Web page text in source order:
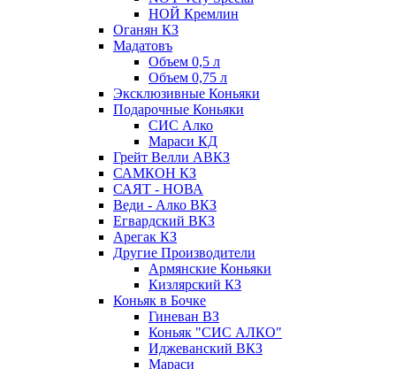
НОЙ Кремлин
Оганян КЗ
Мадатовъ
Объем 0,5 л
Объем 0,75 л
Эксклюзивные Коньяки
Подарочные Коньяки
СИС Алко
Мараси КД
Грейт Велли АВКЗ
САМКОН КЗ
САЯТ - НОВА
Веди - Алко ВКЗ
Егвардский ВКЗ
Арегак КЗ
Другие Производители
Армянские Коньяки
Кизлярский КЗ
Коньяк в Бочке
Гиневан ВЗ
Коньяк "СИС АЛКО"
Иджеванский ВКЗ
Мараси